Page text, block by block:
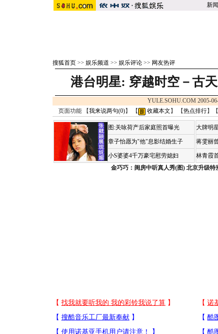
新闻
搜狐首页 >> 娱乐频道 >> 娱乐评论 >> 网友热评
港台明星: 穿越时空－古
YULE.SOHU.COM 2005-
页面功能 【我来说两句(0)】 【 收藏本文 】 【热点排行】【
图:关咏荷产后家庭照首曝光
章子怡愿为"他"息影结婚生子
小S婆婆4千万豪宅慰劳媳妇
大牌明
蒋雯丽
林青霞
金巧巧：闺房中听真人秀(图) 北京升级特